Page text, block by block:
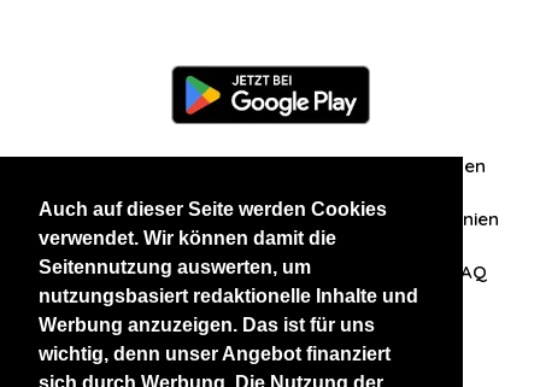
Auch auf dieser Seite werden Cookies
verwendet. Wir können damit die
Seitennutzung auswerten, um
nutzungsbasiert redaktionelle Inhalte und
Werbung anzuzeigen. Das ist für uns
wichtig, denn unser Angebot finanziert
Zuschriften/Erfahrungen
Datenschutzerklärung AGB Datenschutzrichtlinien
Nehmen Sie Kontakt mit uns auf FAQ
Unsere anderen Websites